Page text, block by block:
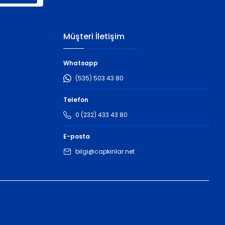
Müşteri İletişim
Whatsapp
(535) 503 43 80
Telefon
0 (232) 433 43 80
E-posta
bilgi@capkinlar.net